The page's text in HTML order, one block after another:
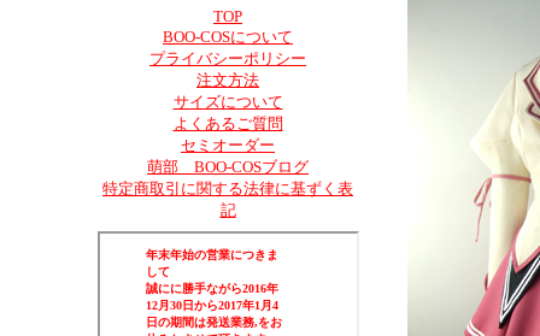
TOP
BOO-COSについて
プライバシーポリシー
注文方法
サイズについて
よくあるご質問
セミオーダー
萌部 BOO-COSブログ
特定商取引に関する法律に基ずく表
記